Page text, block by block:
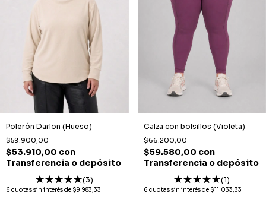
Polerón Darlon (Hueso)
$59.900,00
$53.910,00 con
Transferencia o depósito
(3)
6 cuotas sin interés de $9.983,33
Calza con bolsillos (Violeta)
$66.200,00
$59.580,00 con
Transferencia o depósito
(1)
6 cuotas sin interés de $11.033,33